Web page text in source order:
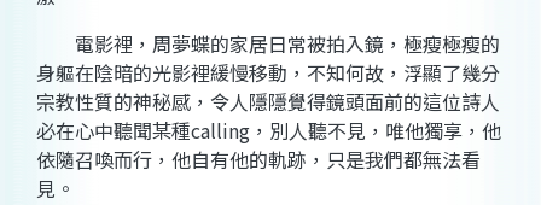
電影裡，周夢蝶的家居日常被拍入鏡，極瘦極瘦的
身軀在陰暗的光影裡緩慢移動，不知何故，浮顯了幾分
宗教性質的神秘感，令人隱隱覺得鏡頭面前的這位詩人
必在心中聽聞某種calling，別人聽不見，唯他獨享，他
依隨召喚而行，他自有他的軌跡，只是我們都無法看
見。